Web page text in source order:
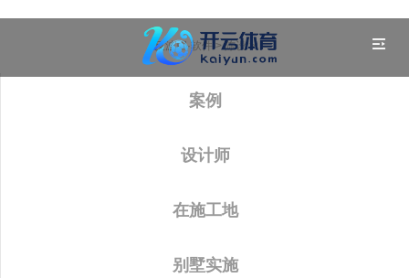
反波胆·软件 >陈设>
案例
设计师
在施工地
别墅实施